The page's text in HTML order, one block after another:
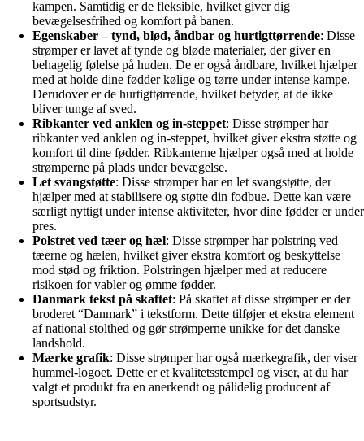
kampen. Samtidig er de fleksible, hvilket giver dig
bevægelsesfrihed og komfort på banen.
Egenskaber – tynd, blød, åndbar og hurtigttørrende: Disse
strømper er lavet af tynde og bløde materialer, der giver en
behagelig følelse på huden. De er også åndbare, hvilket hjælper
med at holde dine fødder kølige og tørre under intense kampe.
Derudover er de hurtigttørrende, hvilket betyder, at de ikke
bliver tunge af sved.
Ribkanter ved anklen og in-steppet: Disse strømper har
ribkanter ved anklen og in-steppet, hvilket giver ekstra støtte og
komfort til dine fødder. Ribkanterne hjælper også med at holde
strømperne på plads under bevægelse.
Let svangstøtte: Disse strømper har en let svangstøtte, der
hjælper med at stabilisere og støtte din fodbue. Dette kan være
særligt nyttigt under intense aktiviteter, hvor dine fødder er under
pres.
Polstret ved tæer og hæl: Disse strømper har polstring ved
tæerne og hælen, hvilket giver ekstra komfort og beskyttelse
mod stød og friktion. Polstringen hjælper med at reducere
risikoen for vabler og ømme fødder.
Danmark tekst på skaftet: På skaftet af disse strømper er der
broderet “Danmark” i tekstform. Dette tilføjer et ekstra element
af national stolthed og gør strømperne unikke for det danske
landshold.
Mærke grafik: Disse strømper har også mærkegrafik, der viser
hummel-logoet. Dette er et kvalitetsstempel og viser, at du har
valgt et produkt fra en anerkendt og pålidelig producent af
sportsudstyr.